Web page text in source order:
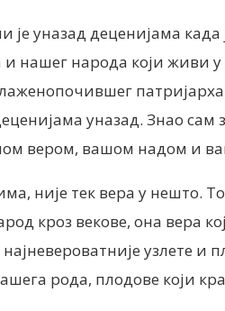
уназад деценијама
нашег народа који живи
уназад. Знао сам
вером, вашом надом и
није тек вера у нешто.
кроз векове, она
узлете
рода, плодове који